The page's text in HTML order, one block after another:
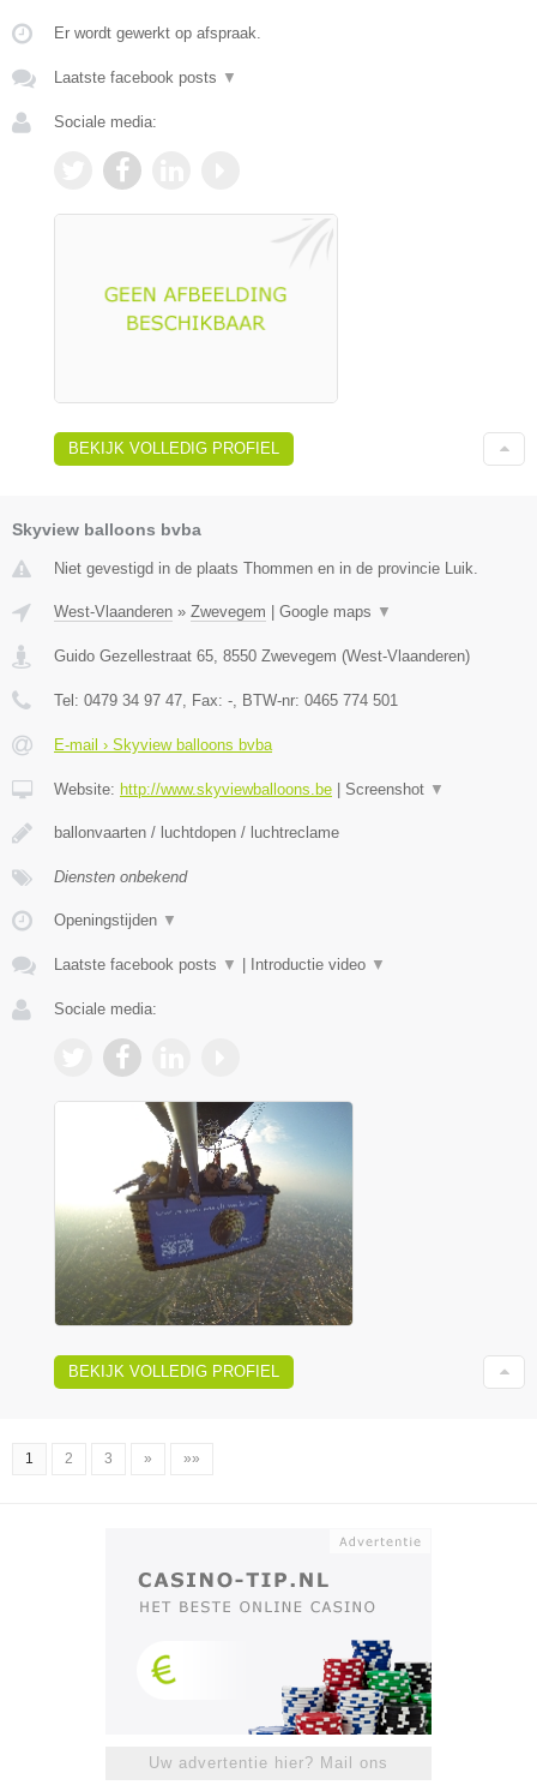
Er wordt gewerkt op afspraak.
Laatste facebook posts ▼
Sociale media:
BEKIJK VOLLEDIG PROFIEL
Skyview balloons bvba
Niet gevestigd in de plaats Thommen en in de provincie Luik.
West-Vlaanderen » Zwevegem Google maps ▼
Guido Gezellestraat 65, 8550 Zwevegem (West-Vlaanderen)
Tel: 0479 34 97 47, Fax: -, BTW-nr: 0465 774 501
E-mail › Skyview balloons bvba
Website: http://www.skyviewballoons.be Screenshot ▼
ballonvaarten / luchtdopen / luchtreclame
Diensten onbekend
Openingstijden ▼
Laatste facebook posts ▼ Introductie video ▼
Sociale media:
BEKIJK VOLLEDIG PROFIEL
1 2 3 » »»
Uw advertentie hier? Mail ons